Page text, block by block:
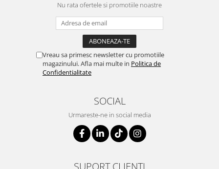
Nu rata ofertele si promotiile noastre
Vreau sa primesc newsletter cu promotiile
magazinului. Afla mai multe in Politica de
Confidentialitate
SOCIAL
Urmareste-ne in social media
SUPORT CLIENTI